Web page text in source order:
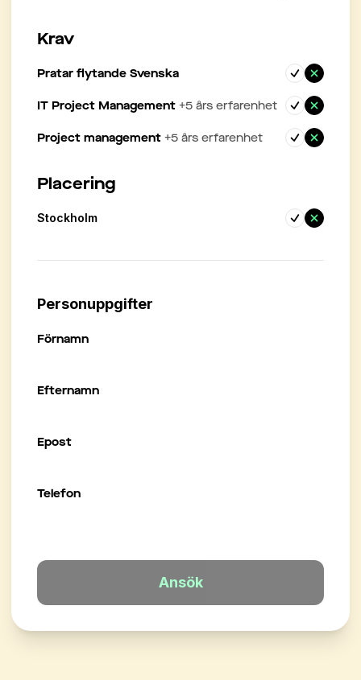
Krav
Pratar flytande Svenska
IT Project Management +5 års erfarenhet
Project management +5 års erfarenhet
Placering
Stockholm
Personuppgifter
Förnamn
Efternamn
Epost
Telefon
Ansök